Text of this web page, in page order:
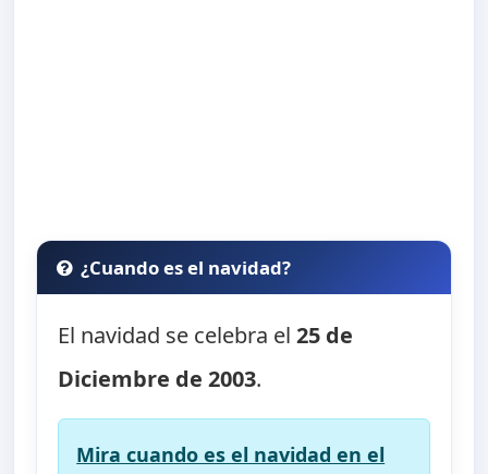
¿Cuando es el navidad?
El navidad se celebra el25 de
Diciembre de 2003.
Mira cuando es el navidad en el